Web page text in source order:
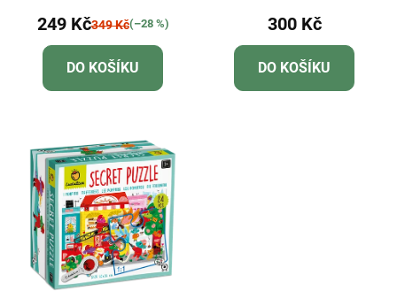
249 Kč349 Kč(–28 %)
DO KOŠÍKU
300 Kč
DO KOŠÍKU